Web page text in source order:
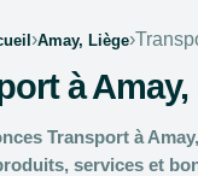
›Amay, Liège›
à
Transport à
services et